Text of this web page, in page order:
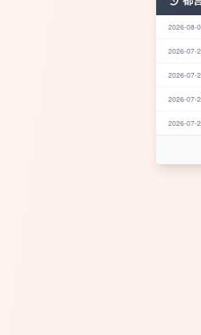
2026-08-
2026-07-
2026-07-
2026-07-
2026-07-